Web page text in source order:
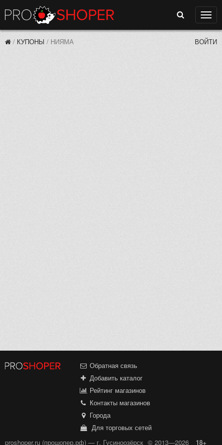
Поиск
/ КУПОНЫ / НИЯМА ВОЙТИ
Обратная связь
Добавить каталог
Рейтинг магазинов
Контакты магазинов
Города
Для торговых сетей
proshoper.ru (прошопер.рф) — г. Гусиноозёрск © 2013—2026 18+